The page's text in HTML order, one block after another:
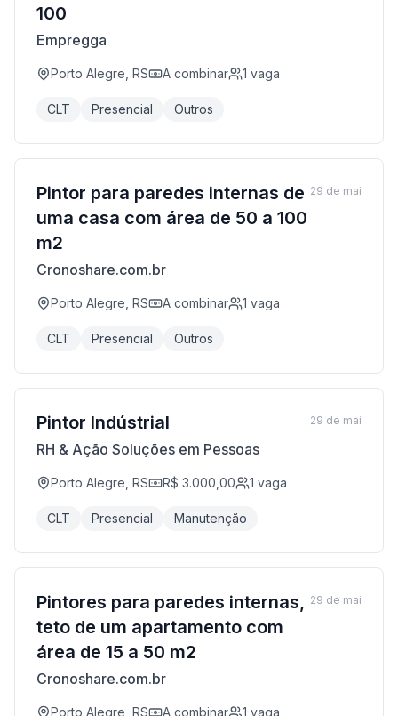
100
Empregga
Porto Alegre, RS A combinar 1 vaga
CLT Presencial Outros
Pintor para paredes internas de
uma casa com área de 50 a 100
m2
Cronoshare.com.br
Porto Alegre, RS A combinar 1 vaga
CLT Presencial Outros
29 de mai
Pintor Indústrial
RH & Ação Soluções em Pessoas
Porto Alegre, RS R$ 3.000,00 1 vaga
CLT Presencial Manutenção
29 de mai
Pintores para paredes internas,
teto de um apartamento com
área de 15 a 50 m2
Cronoshare.com.br
Porto Alegre, RS A combinar 1 vaga
29 de mai